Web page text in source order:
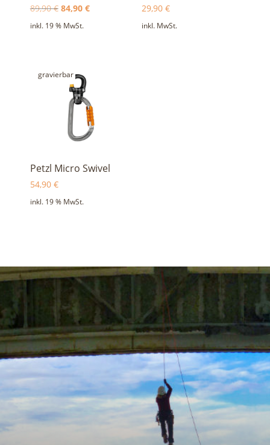
89,90€ Ursprünglicher
Preis
84,90 €Aktueller
inkl. 19 % MwSt.
29,90€
inkl. MwSt.
gravierbar
Petzl Micro Swivel
54,90 €
inkl. 19 % MwSt.